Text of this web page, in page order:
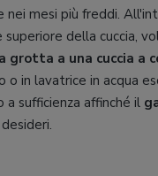
mesi più freddi.
superiore della cuccia,
grotta a una cuccia a
in lavatrice in acqua
sufficienza affinché il